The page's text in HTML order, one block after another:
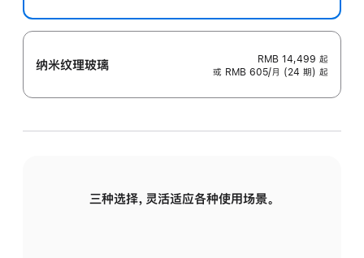
纳米纹理玻璃 RMB 14,499 起
或 RMB 605/月 (24 期) 起
三种选择，灵活适应各种使用场景。